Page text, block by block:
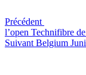
Précédent
l’open Technifibre
Article
Suivant Belgium